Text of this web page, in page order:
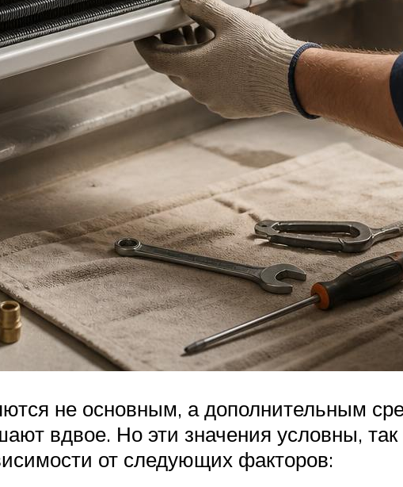
не основным, а дополнительным
вдвое. Но эти значения условны, так
от следующих факторов: